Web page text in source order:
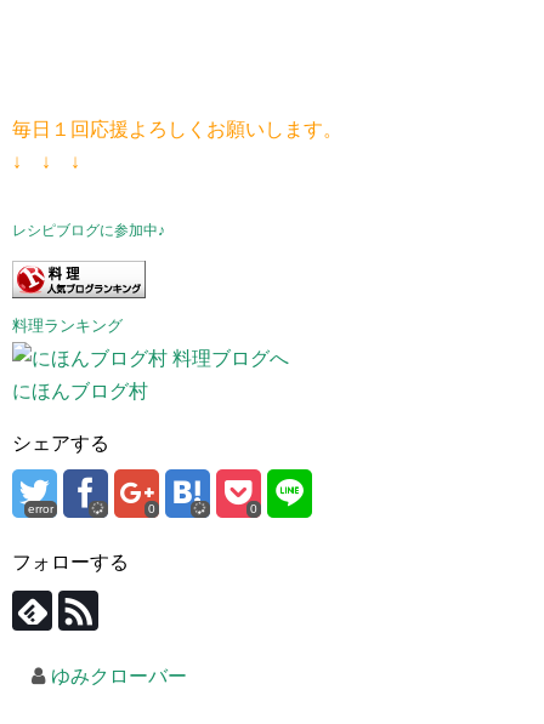
毎日１回応援よろしくお願いします。
↓ ↓ ↓
レシピブログに参加中♪
料理ランキング
にほんブログ村
シェアする
error 0 0
フォローする
ゆみクローバー